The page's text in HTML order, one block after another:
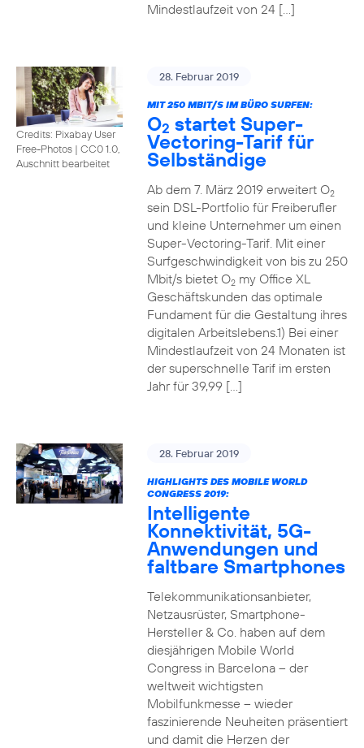
Mindestlaufzeit von 24 […]
Credits: Pixabay User
Free-Photos | CC0 1.0,
Auschnitt bearbeitet
28. Februar 2019
MIT 250 MBIT/S IM BÜRO SURFEN:
O2 startet Super-
Vectoring-Tarif für
Selbständige
Ab dem 7. März 2019 erweitert O2
sein DSL-Portfolio für Freiberufler
und kleine Unternehmer um einen
Super-Vectoring-Tarif. Mit einer
Surfgeschwindigkeit von bis zu 250
Mbit/s bietet O2my Office XL
Geschäftskunden das optimale
Fundament für die Gestaltung ihres
digitalen Arbeitslebens.1) Bei einer
Mindestlaufzeit von 24 Monaten ist
der superschnelle Tarif im ersten
Jahr für 39,99 […]
28. Februar 2019
HIGHLIGHTS DES MOBILE WORLD
CONGRESS 2019:
Intelligente
Konnektivität, 5G-
Anwendungen und
faltbare Smartphones
Telekommunikationsanbieter,
Netzausrüster, Smartphone-
Hersteller & Co. haben auf dem
diesjährigen Mobile World
Congress in Barcelona – der
weltweit wichtigsten
Mobilfunkmesse – wieder
faszinierende Neuheiten präsentiert
und damit die Herzen der